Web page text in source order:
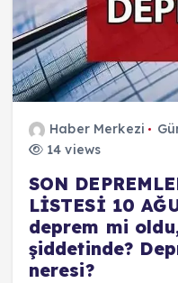
Haber Merkezi
14 views
SON
LİSTESİ 10
deprem mi
şiddetinde?
neresi?